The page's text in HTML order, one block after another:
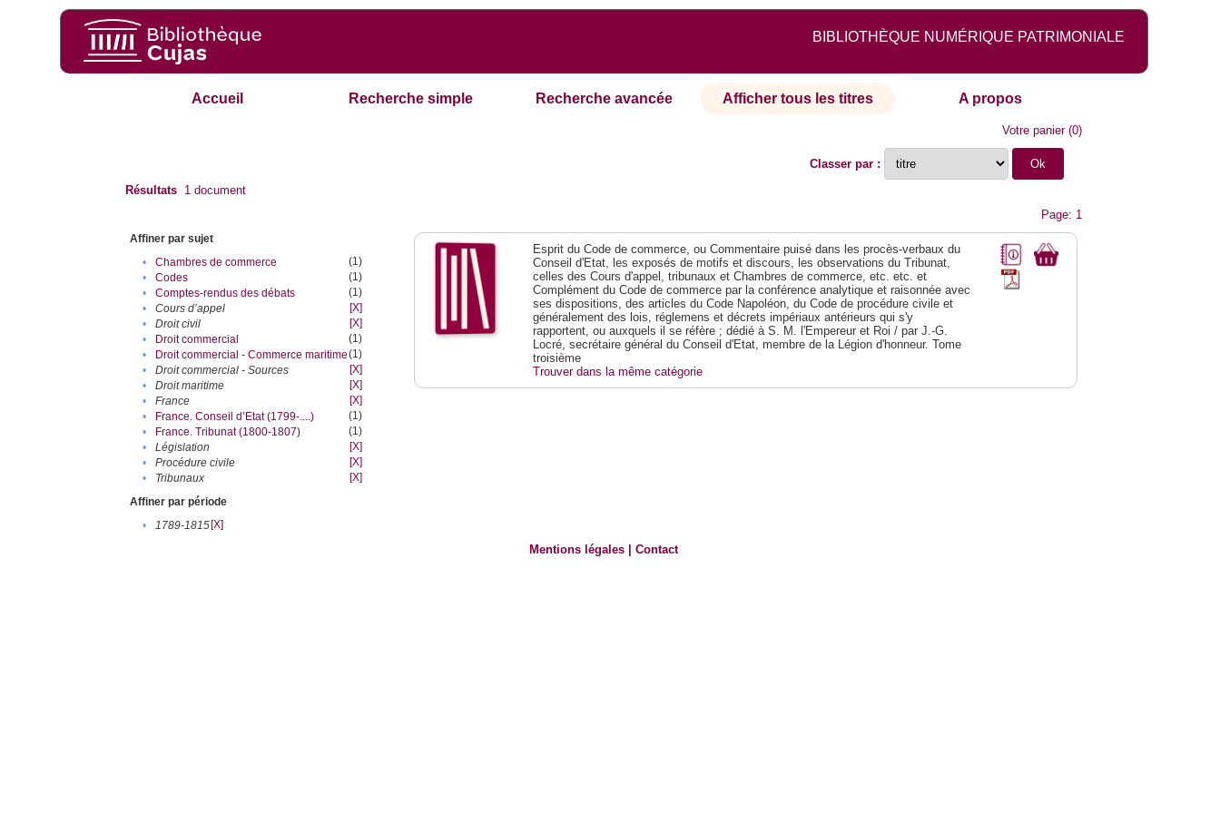
BIBLIOTHÈQUE NUMÉRIQUE PATRIMONIALE
Accueil Recherche simple Recherche avancée Afficher tous les titres A propos
Votre panier(0)
Classer par :
Résultats 1 document
Page: 1
Affiner par sujet
•
Chambres de commerce
(1)
•
Codes
(1)
•
Comptes-rendus des débats
(1)
•
Cours d’appel
[X]
•
Droit civil
[X]
•
Droit commercial
(1)
•
Droit commercial - Commerce maritime(1)
•
Droit commercial - Sources
[X]
•
Droit maritime
[X]
•
France
[X]
•
France. Conseil d’Etat (1799-....)
(1)
•
France. Tribunat (1800-1807)
(1)
•
Législation
[X]
•
Procédure civile
[X]
•
Tribunaux
[X]
Affiner par période
•
1789-1815[X]
Esprit du Code de commerce, ou Commentaire puisé dans les procès-verbaux du
Conseil d'Etat, les exposés de motifs et discours, les observations du Tribunat,
celles des Cours d'appel, tribunaux et Chambres de commerce, etc. etc. et
Complément du Code de commerce par la conférence analytique et raisonnée avec
ses dispositions, des articles du Code Napoléon, du Code de procédure civile et
généralement des lois, réglemens et décrets impériaux antérieurs qui s'y
rapportent, ou auxquels il se réfère ; dédié à S. M. l'Empereur et Roi / par J.-G.
Locré, secrétaire général du Conseil d'Etat, membre de la Légion d'honneur. Tome
troisième
Trouver dans la même catégorie
Mentions légales |Contact